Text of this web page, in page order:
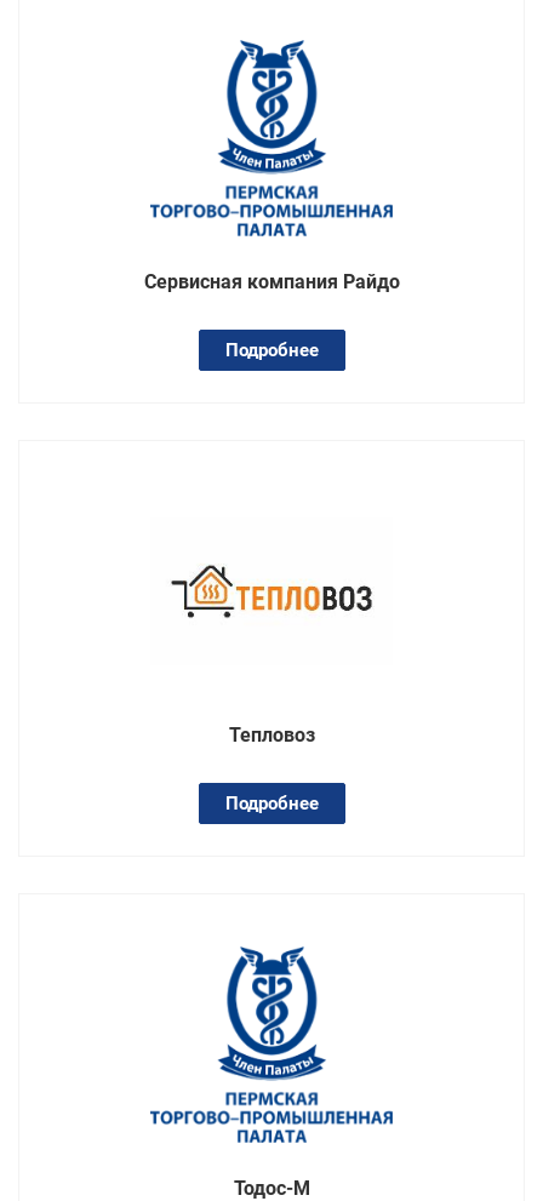
Сервисная компания Райдо
Подробнее
Тепловоз
Подробнее
Тодос-М